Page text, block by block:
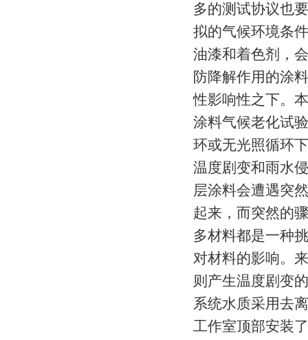
多的测试协议也
拟的气候环境条
油漆和着色剂，
防降解作用的涂
性影响性之下。
涂料气候老化试
环或无光照循环
温度剧变和雨水
层涂料会遭遇突
起来，而突然的
多材料都是一种
对材料的影响。
则产生温度剧变
系统水质采用去
工作室顶部安装